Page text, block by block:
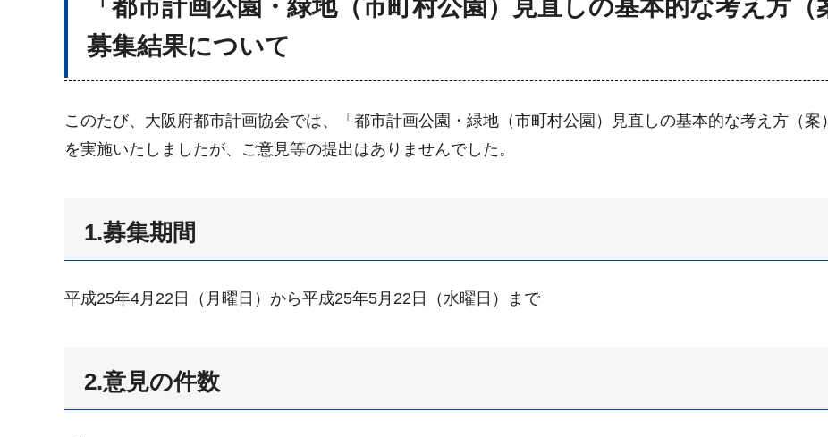
「都市計画公園・緑地（市町村公園）見直しの基本的な考え方
募集結果について
このたび、大阪府都市計画協会では、「都市計画公園・緑地（市町村公園）見直しの基本的な考え方（
を実施いたしましたが、ご意見等の提出はありませんでした。
1.募集期間
平成25年4月22日（月曜日）から平成25年5月22日（水曜日）まで
2.意見の件数